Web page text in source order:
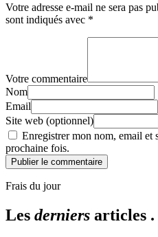
Votre adresse e-mail ne sera pas
sont indiqués avec *
Votre commentaire
Nom
Email
Site web (optionnel)
Enregistrer mon nom, email et
prochaine fois.
Publier le commentaire
Frais du jour
Les derniers articles .